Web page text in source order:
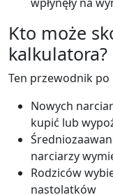
Kto może
kalkulatora?
Ten przewodnik
Nowych
kupić lub
narciarzy
Rodziców
nastolatków